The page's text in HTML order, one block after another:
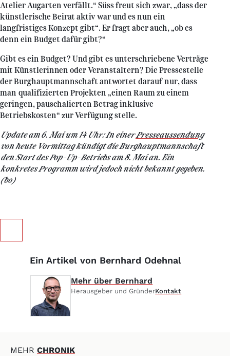
Atelier Augarten verfällt.“ Süss freut sich zwar, „dass der
künstlerische Beirat aktiv war und es nun ein
langfristiges Konzept gibt“. Er fragt aber auch, „ob es
denn ein Budget dafür gibt?“
Gibt es ein Budget? Und gibt es unterschriebene Verträge
mit Künstlerinnen oder Veranstaltern? Die Pressestelle
der Burghauptmannschaft antwortet darauf nur, dass
man qualifizierten Projekten „einen Raum zu einem
geringen, pauschalierten Betrag inklusive
Betriebskosten“ zur Verfügung stelle.
Update am 6. Mai um 14 Uhr: In einerPresseaussendung
von heute Vormittag kündigt die Burghauptmannschaft
den Start des Pop-Up-Betriebs am 8. Mai an. Ein
konkretes Programm wird jedoch nicht bekannt gegeben.
(bo)
Ein Artikel von Bernhard Odehnal
Mehr über Bernhard
Herausgeber und GründerKontakt
MEHR CHRONIK